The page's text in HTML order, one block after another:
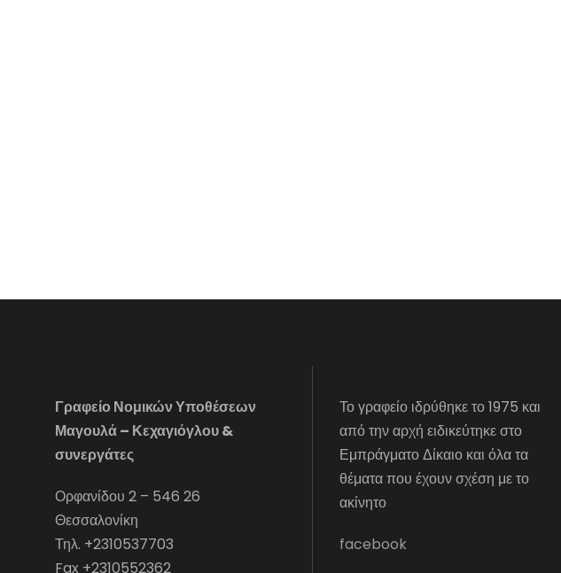
Γραφείο Νομικών Υποθέσεων
Μαγουλά – Κεχαγιόγλου &
συνεργάτες
Ορφανίδου 2 – 546 26
Θεσσαλονίκη
Τηλ. +2310537703
Fax +2310552362
Το γραφείο ιδρύθηκε το 1975 και
από την αρχή ειδικεύτηκε στο
Εμπράγματο Δίκαιο και όλα τα
θέματα που έχουν σχέση με το
ακίνητο
facebook